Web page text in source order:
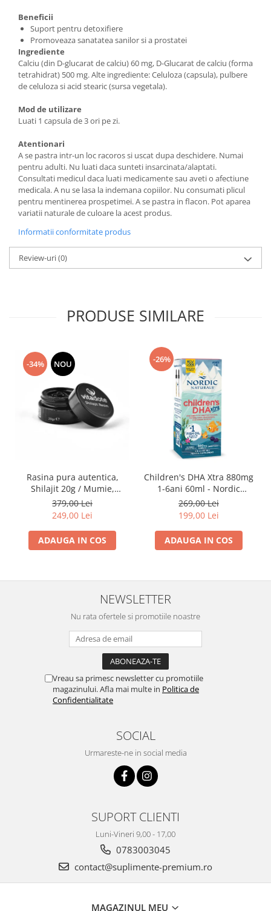
Beneficii
Suport pentru detoxifiere
Promoveaza sanatatea sanilor si a prostatei
Ingrediente
Calciu (din D-glucarat de calciu) 60 mg, D-Glucarat de calciu (forma
tetrahidrat) 500 mg. Alte ingrediente: Celuloza (capsula), pulbere
de celuloza si acid stearic (sursa vegetala).
Mod de utilizare
Luati 1 capsula de 3 ori pe zi.
Atentionari
A se pastra intr-un loc racoros si uscat dupa deschidere. Numai
pentru adulti. Nu luati daca sunteti insarcinata/alaptati.
Consultati medicul daca luati medicamente sau aveti o afectiune
medicala. A nu se lasa la indemana copiilor. Nu consumati plicul
pentru mentinerea prospetimei. A se pastra in flacon. Pot aparea
variatii naturale de culoare la acest produs.
Informatii conformitate produs
Review-uri(0)
PRODUSE SIMILARE
-34% NOU
Rasina pura autentica,
Shilajit 20g / Mumie,
Vitamine si Micronutrienti -
Vitadote
379,00 Lei
249,00 Lei
ADAUGA IN COS
-26%
Children's DHA Xtra 880mg
1-6ani 60ml - Nordic
Naturals
269,00 Lei
199,00 Lei
ADAUGA IN COS
NEWSLETTER
Nu rata ofertele si promotiile noastre
Vreau sa primesc newsletter cu promotiile
magazinului. Afla mai multe in Politica de
Confidentialitate
SOCIAL
Urmareste-ne in social media
SUPORT CLIENTI
Luni-Vineri 9,00 - 17,00
0783003045
contact@suplimente-premium.ro
MAGAZINUL MEU